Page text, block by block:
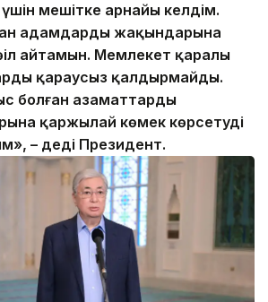
мешітке арнайы келдім.
адамдардың жақындарына
айтамын. Мемлекет қаралы
қараусыз қалдырмайды.
болған азаматтардың
қаржылай көмек көрсетуді
– деді Президент.